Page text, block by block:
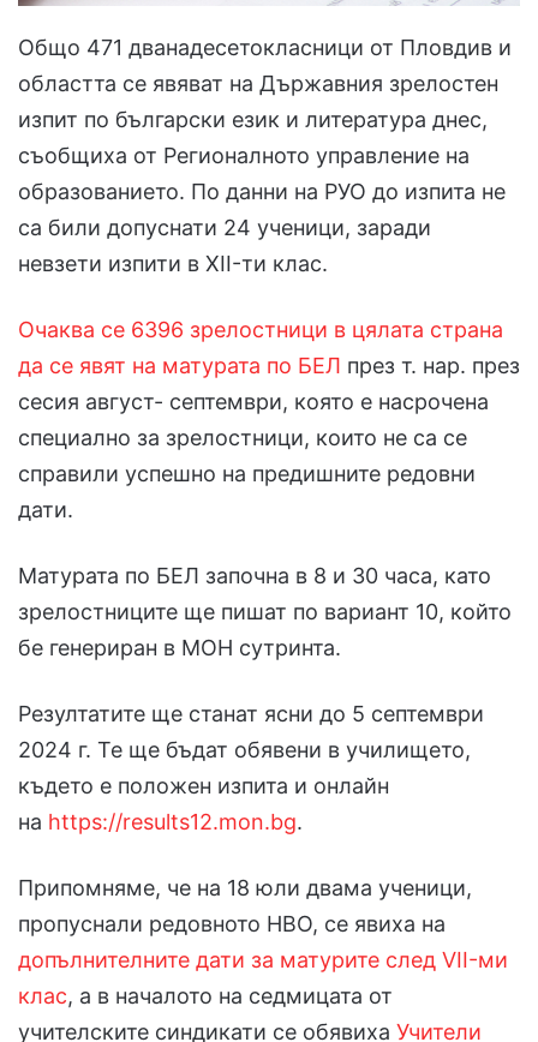
Общо 471 дванадесетокласници от Пловдив и
областта се явяват на Държавния зрелостен
изпит по български език и литература днес,
съобщиха от Регионалното управление на
образованието. По данни на РУО до изпита не
са били допуснати 24 ученици, заради
невзети изпити в XII-ти клас.
Очаква се 6396 зрелостници в цялата страна
да се явят на матурата по БЕЛ през т. нар. през
сесия август- септември, която е насрочена
специално за зрелостници, които не са се
справили успешно на предишните редовни
дати.
Матурата по БЕЛ започна в 8 и 30 часа, като
зрелостниците ще пишат по вариант 10, който
бе генериран в МОН сутринта.
Резултатите ще станат ясни до 5 септември
2024 г. Те ще бъдат обявени в училището,
където е положен изпита и онлайн
на https://results12.mon.bg.
Припомняме, че на 18 юли двама ученици,
пропуснали редовното НВО, се явиха на
допълнителните дати за матурите след VII-ми
клас, а в началото на седмицата от
учителските синдикати се обявиха Учители